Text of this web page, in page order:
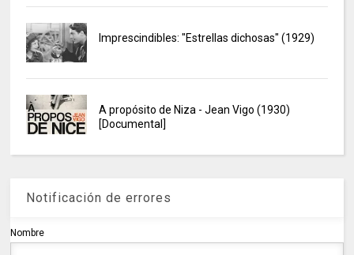
Imprescindibles: "Estrellas dichosas" (1929)
A propósito de Niza - Jean Vigo (1930)
[Documental]
Notificación de errores
Nombre